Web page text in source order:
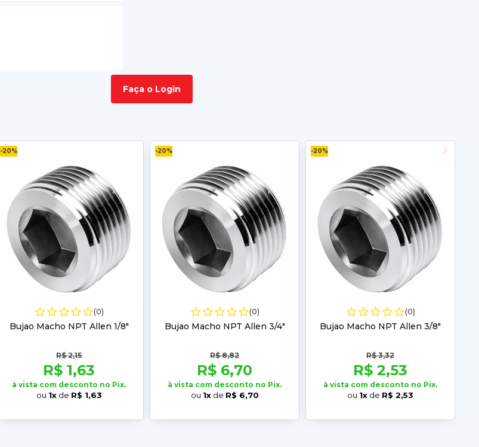
Faça o Login
-20%
(0)
Bujao Macho NPT Allen 1/8"
R$ 2,15
R$ 1,63
à vista com desconto no Pix.
ou 1xde R$ 1,63
-20%
(0)
Bujao Macho NPT Allen 3/4"
R$ 8,82
R$ 6,70
à vista com desconto no Pix.
ou 1xde R$ 6,70
-20%
(0)
Bujao Macho NPT Allen 3/8"
R$ 3,32
R$ 2,53
à vista com desconto no Pix.
ou 1x de R$ 2,53